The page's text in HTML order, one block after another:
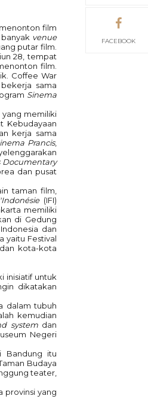
film
venue
putar film.
28, tempat
film.
Coffee War
sama
Sinema
yang memiliki
Kebudayaan
kerja sama
Prancis,
Documentary
dan pusat
taman film,
(IFI)
memiliki
di Gedung
dan
yaitu Festival
kota-kota
inisiatif untuk
dikatakan
dalam tubuh
kemudian
systemdan
Negeri
Bandung itu
Budaya
teater,
provinsi yang
FACEBOOK